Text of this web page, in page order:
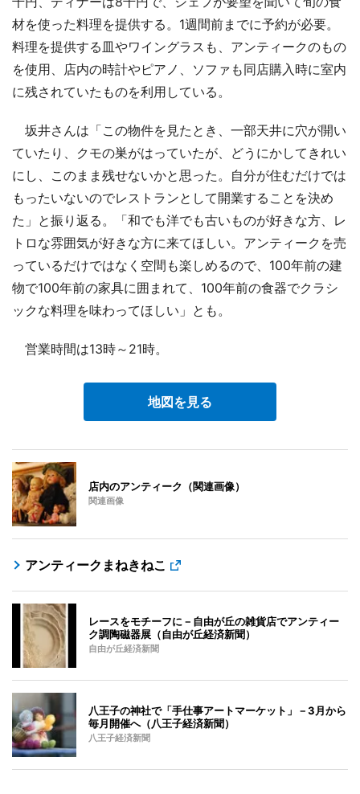
材を使った料理を提供する。1週間前までに予約が必要。
料理を提供する皿やワイングラスも、アンティークのもの
を使用、店内の時計やピアノ、ソファも同店購入時に室内
に残されていたものを利用している。
坂井さんは「この物件を見たとき、一部天井に穴が開い
ていたり、クモの巣がはっていたが、どうにかしてきれい
にし、このまま残せないかと思った。自分が住むだけでは
もったいないのでレストランとして開業することを決め
た」と振り返る。「和でも洋でも古いものが好きな方、レ
トロな雰囲気が好きな方に来てほしい。アンティークを売
っているだけではなく空間も楽しめるので、100年前の建
物で100年前の家具に囲まれて、100年前の食器でクラシ
ックな料理を味わってほしい」とも。
営業時間は13時～21時。
地図を見る
店内のアンティーク（関連画像）
関連画像
アンティークまねきねこ
レースをモチーフに－自由が丘の雑貨店でアンティー
ク調陶磁器展（自由が丘経済新聞）
自由が丘経済新聞
八王子の神社で「手仕事アートマーケット」－3月から
毎月開催へ（八王子経済新聞）
八王子経済新聞